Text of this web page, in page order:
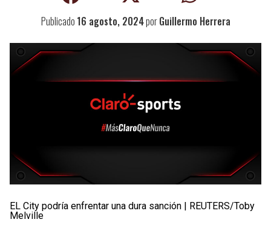
Publicado 16 agosto, 2024porGuillermo Herrera
EL City podría enfrentar una dura sanción | REUTERS/Toby
Melville